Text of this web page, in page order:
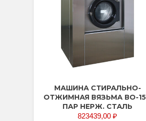
МАШИНА СТИРАЛЬНО-
ОТЖИМНАЯ ВЯЗЬМА ВО-
ПАР НЕРЖ. СТАЛЬ
823439,00₽